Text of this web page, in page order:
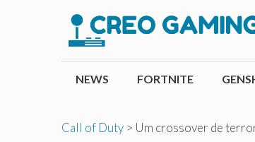
conteúdo
NEWS FORTNITE
Call of Duty > Um crossover de